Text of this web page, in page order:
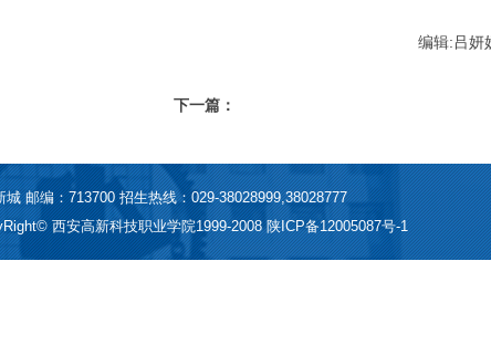
编辑:吕妍
下一篇：
邮编：713700 招生热线：029-38028999,38028777
西安高新科技职业学院1999-2008陕ICP备12005087号-1